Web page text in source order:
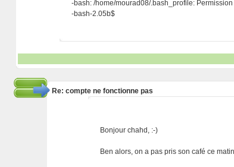
-bash: /home/mourad08/.bash_profile:
-bash-2.05b$
Re: compte ne fonctionne pas
Bonjour chahd, :-)
Ben alors, on a pas pris son café ce